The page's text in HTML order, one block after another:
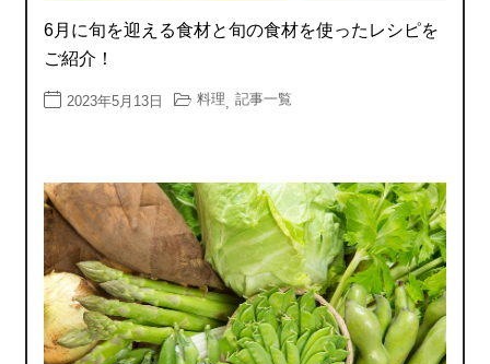
6月に旬を迎える食材と旬の食材を使ったレシピを
ご紹介！
2023年5月13日 料理 記事一覧